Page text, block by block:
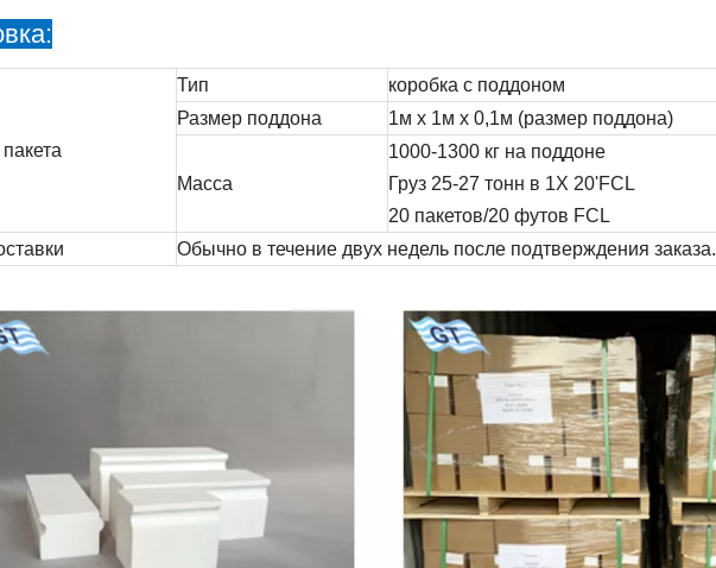
Тип
коробка с поддоном
Размер поддона
1м х 1м х 0,1м (размер поддона)
Масса
1000-1300 кг на поддоне
Груз 25-27 тонн в 1X 20'FCL
20 пакетов/20 футов FCL
Обычно в течение двух недель после подтверждения заказа.